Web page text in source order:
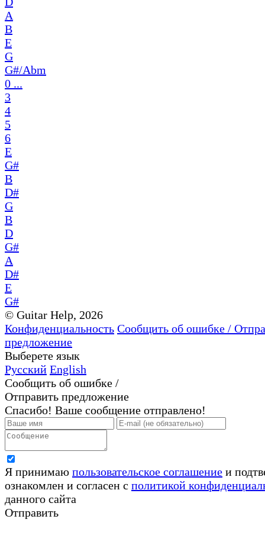
A
B
E
G
G#/Abm
0 ...
3
4
5
6
E
G#
B
D#
G
B
D
G#
A
D#
E
G#
© Guitar Help, 2026
Конфиденциальность Сообщить об ошибке /
предложение
Выберете язык
Русский English
Сообщить об ошибке /
Отправить предложение
Спасибо! Ваше сообщение отправлено!
Я принимаю пользовательское соглашение и
ознакомлен и согласен с политикой
данного сайта
Отправить